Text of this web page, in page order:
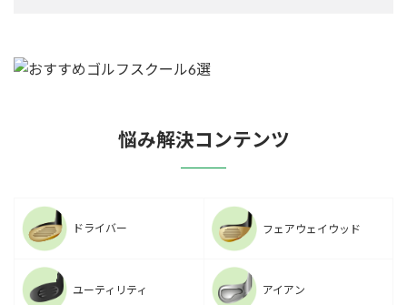
悩み解決コンテンツ
ドライバー フェアウェイウッド
ユーティリティ アイアン